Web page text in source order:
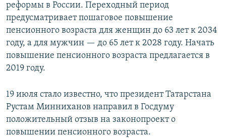
реформы в России. Переходный период
предусматривает пошаговое повышение
пенсионного возраста для женщин до 63 лет к 2034
году, а для мужчин — до 65 лет к 2028 году. Начать
повышение пенсионного возраста предлагается в
2019 году.
19 июля стало известно, что президент Татарстана
Рустам Минниханов направил в Госдуму
положительный отзыв на законопроект о
повышении пенсионного возраста.